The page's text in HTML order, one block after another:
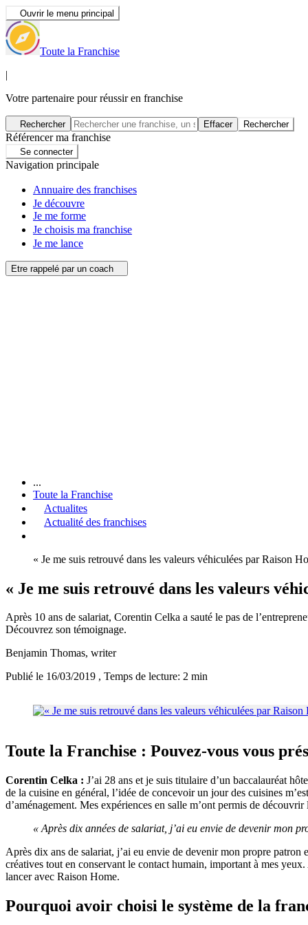
Ouvrir le menu principal
Toute la Franchise
|
Votre partenaire pour réussir en franchise
Rechercher Effacer Rechercher
Référencer ma franchise
Se connecter
Navigation principale
Annuaire des franchises
Je découvre
Je me forme
Je choisis ma franchise
Je me lance
Etre rappelé par un coach
...
Toute la Franchise
Actualites
Actualité des franchises
« Je me suis retrouvé dans les valeurs véhiculées par Raison
« Je me suis retrouvé dans les valeurs
Après 10 ans de salariat, Corentin Celka a sauté le pas de
Découvrez son témoignage.
Benjamin Thomas, writer
Publié le 16/03/2019 , Temps de lecture: 2 min
Toute la Franchise : Pouvez-vous vous
Corentin Celka : J’ai 28 ans et je suis titulaire d’un baccalauréat
de la cuisine en général, l’idée de concevoir un jour des cuisines
d’aménagement. Mes expériences en salle m’ont permis de
« Après dix années de salariat, j’ai eu envie de devenir mon
Après dix ans de salariat, j’ai eu envie de devenir mon propre
créatives tout en conservant le contact humain, important à mes
lancer avec Raison Home.
Pourquoi avoir choisi le système de la